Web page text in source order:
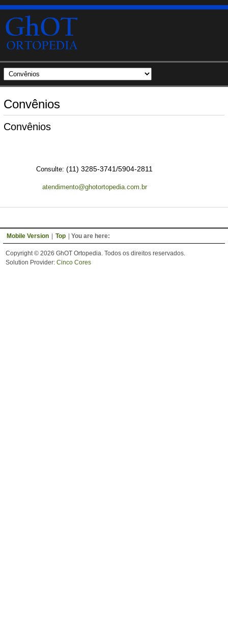
Convênios
Convênios
Consulte:(11) 3285-3741/5904-2811
atendimento@ghotortopedia.com.br
Mobile Version Top You are here:
Copyright © 2026 GhOT Ortopedia. Todos os direitos reservados.
Solution Provider: Cinco Cores